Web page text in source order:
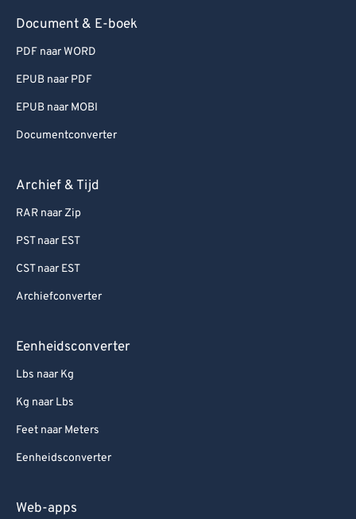
Document & E-boek
PDF naar WORD
EPUB naar PDF
EPUB naar MOBI
Documentconverter
Archief & Tijd
RAR naar Zip
PST naar EST
CST naar EST
Archiefconverter
Eenheidsconverter
Lbs naar Kg
Kg naar Lbs
Feet naar Meters
Eenheidsconverter
Web-apps